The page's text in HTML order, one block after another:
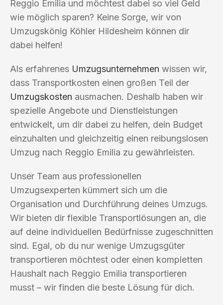
Reggio Emilia und möchtest dabei so viel Geld
wie möglich sparen? Keine Sorge, wir von
Umzugskönig Köhler Hildesheim können dir
dabei helfen!
Als erfahrenes Umzugsunternehmen wissen wir,
dass Transportkosten einen großen Teil der
Umzugskosten ausmachen. Deshalb haben wir
spezielle Angebote und Dienstleistungen
entwickelt, um dir dabei zu helfen, dein Budget
einzuhalten und gleichzeitig einen reibungslosen
Umzug nach Reggio Emilia zu gewährleisten.
Unser Team aus professionellen
Umzugsexperten kümmert sich um die
Organisation und Durchführung deines Umzugs.
Wir bieten dir flexible Transportlösungen an, die
auf deine individuellen Bedürfnisse zugeschnitten
sind. Egal, ob du nur wenige Umzugsgüter
transportieren möchtest oder einen kompletten
Haushalt nach Reggio Emilia transportieren
musst – wir finden die beste Lösung für dich.